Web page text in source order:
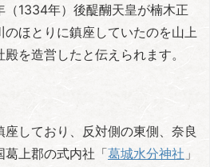
（1334年）後醍醐天皇が楠木正
のほとりに鎮座していたのを山上
を造営したと伝えられます。
しており、反対側の東側、奈良
葛上郡の式内社「葛城水分神社 」